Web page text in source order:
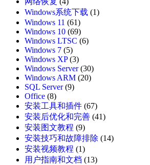
Windows系统下载 (1)
Windows 11 (61)
Windows 10 (69)
Windows LTSC (6)
Windows 7 (5)
Windows XP(3)
Windows Server(30)
Windows ARM (20)
SQL Server(9)
Office (8)
安装工具和插件 (67)
安装后优化和完善 (41)
安装图文教程 (9)
安装技巧和故障排除 (14)
安装视频教程 (1)
用户指南和文档 (13)